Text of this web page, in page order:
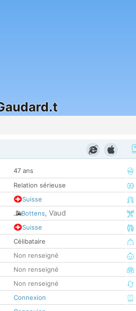
47 ans
Relation sérieuse
Suisse
Bottens, Vaud
Suisse
Célibataire
Non renseigné
Non renseigné
Non renseigné
Connexion